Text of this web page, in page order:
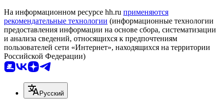
На информационном ресурсе hh.ru применяются
рекомендательные технологии (информационные технологии
предоставления информации на основе сбора, систематизации
и анализа сведений, относящихся к предпочтениям
пользователей сети «Интернет», находящихся на территории
Российской Федерации)
Русский